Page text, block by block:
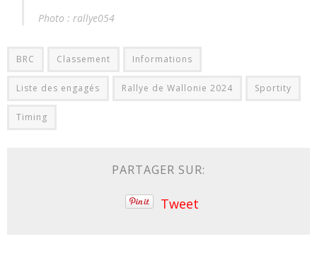
Photo : rallye054
BRC Classement Informations
Liste des engagés Rallye de Wallonie 2024 Sportity
Timing
PARTAGER SUR:
Tweet